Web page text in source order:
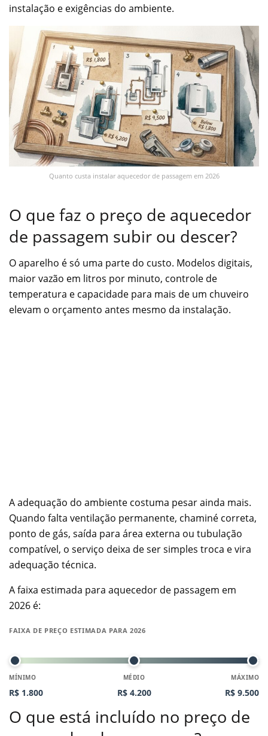
instalação e exigências do ambiente.
Quanto custa instalar aquecedor de passagem em 2026
O que faz o preço de aquecedor
de passagem subir ou descer?
O aparelho é só uma parte do custo. Modelos digitais,
maior vazão em litros por minuto, controle de
temperatura e capacidade para mais de um chuveiro
elevam o orçamento antes mesmo da instalação.
A adequação do ambiente costuma pesar ainda mais.
Quando falta ventilação permanente, chaminé correta,
ponto de gás, saída para área externa ou tubulação
compatível, o serviço deixa de ser simples troca e vira
adequação técnica.
A faixa estimada para aquecedor de passagem em
2026 é:
FAIXA DE PREÇO ESTIMADA PARA 2026
MÍNIMO
R$ 1.800
MÉDIO
R$ 4.200
MÁXIMO
R$ 9.500
O que está incluído no preço de